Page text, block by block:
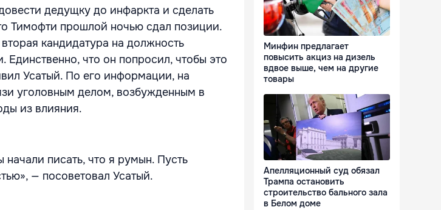
дедущку до инфаркта и сделать
Тимофти прошлой ночью сдал позиции.
кандидатура на должность
что он попросил, чтобы это
Усатый. По его информации, на
уголовным делом, возбужденным в
из влияния.
писать, что я румын. Пусть
— посоветовал Усатый.
Минфин предлагает
повысить акциз на дизель
вдвое выше, чем на другие
товары
Апелляционный суд обязал
Трампа остановить
строительство бального зала
в Белом доме